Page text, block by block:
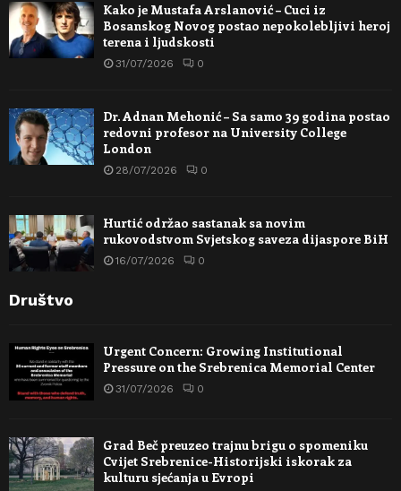
Kako je Mustafa Arslanović – Cuci iz
Bosanskog Novog postao nepokolebljivi heroj
terena i ljudskosti
31/07/2026 0
Dr. Adnan Mehonić – Sa samo 39 godina postao
redovni profesor na University College
London
28/07/2026 0
Hurtić održao sastanak sa novim
rukovodstvom Svjetskog saveza dijaspore BiH
16/07/2026 0
Društvo
Urgent Concern: Growing Institutional
Pressure on the Srebrenica Memorial Center
31/07/2026 0
Grad Beč preuzeo trajnu brigu o spomeniku
Cvijet Srebrenice-Historijski iskorak za
kulturu sjećanja u Evropi